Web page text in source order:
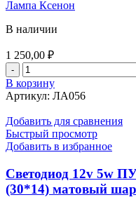
Лампа Ксенон
В наличии
1 250,00 ₽
Количество
товара
Блок
розжига
XENON
24V
малый
В корзину
Артикул: ЛА056
Добавить для сравнения
Быстрый просмотр
Добавить в избранное
Светодиод 12v 5w
(30*14) матовый